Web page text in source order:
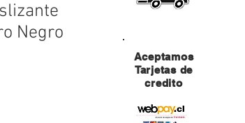
Negro
Aceptamos
Tarjetas de
credito